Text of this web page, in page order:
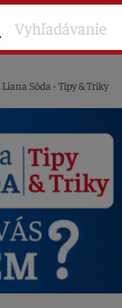
Liana Sóda - Tipy & Triky